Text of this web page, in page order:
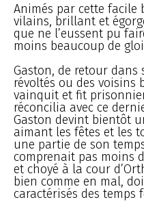
Animés par cette facile
vilains, brillant et
que ne l’eussent pu
moins beaucoup de
Gaston, de retour dans
révoltés ou des voisins
vainquit et fit
réconcilia avec ce
Gaston devint bientôt
aimant les fêtes et les
une partie de son
comprenait pas moins
et choyé à la cour
bien comme en mal,
caractérisés des temps